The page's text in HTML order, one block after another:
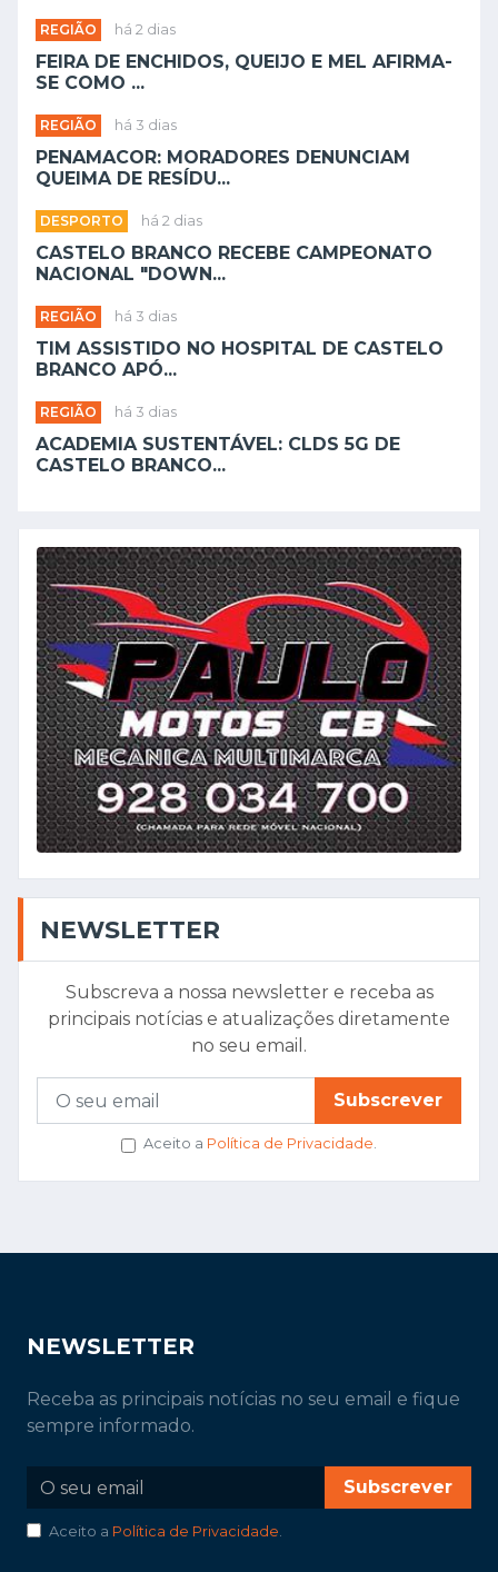
REGIÃO há 2 dias
FEIRA DE ENCHIDOS, QUEIJO E MEL AFIRMA-
SE COMO ...
REGIÃO há 3 dias
PENAMACOR: MORADORES DENUNCIAM
QUEIMA DE RESÍDU...
DESPORTO há 2 dias
CASTELO BRANCO RECEBE CAMPEONATO
NACIONAL "DOWN...
REGIÃO há 3 dias
TIM ASSISTIDO NO HOSPITAL DE CASTELO
BRANCO APÓ...
REGIÃO há 3 dias
ACADEMIA SUSTENTÁVEL: CLDS 5G DE
CASTELO BRANCO...
NEWSLETTER
Subscreva a nossa newsletter e receba as
principais notícias e atualizações diretamente
no seu email.
Subscrever
Aceito a Política de Privacidade.
NEWSLETTER
Receba as principais notícias no seu email e fique
sempre informado.
Subscrever
Aceito a Política de Privacidade.